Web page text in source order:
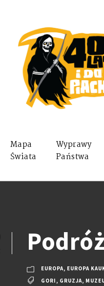
Mapa
Świata
Wyprawy
Państwa
EUROPA, EUROPA
GORI , GRUZJA,